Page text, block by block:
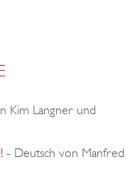
Kim Langner und
- Deutsch von Manfred